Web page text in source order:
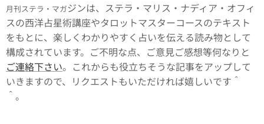
月刊ステラ・マガジンは、ステラ・マリス・ナディア・オフィ
スの西洋占星術講座やタロットマスターコースのテキスト
をもとに、楽しくわかりやすく占いを伝える読み物として
構成されています。ご不明な点、ご意見ご感想等何なりと
ご連絡下さい。これからも役立ちそうな記事をアップして
いきますので、リクエストもいただければ嬉しいです＾
＾。